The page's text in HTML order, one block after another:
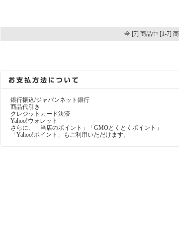
全 [7] 商品中 [1-7]
銀行振込/ジャパンネット銀行
商品代引き
クレジットカード決済
Yahoo!ウォレット
さらに、「当店のポイント」「GMOとくとくポイント」
「Yahoo!ポイント」もご利用いただけます。